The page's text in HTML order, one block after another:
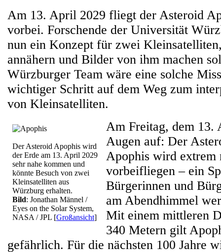
Am 13. April 2029 fliegt der Asteroid
vorbei. Forschende der Universität
nun ein Konzept für zwei
annähern und Bilder von ihm machen
Würzburger Team wäre eine solche
wichtiger Schritt auf dem Weg zum
von Kleinsatelliten.
Der Asteroid Apophis wird
der Erde am 13. April 2029
sehr nahe kommen und
könnte Besuch von zwei
Kleinsatelliten aus
Würzburg erhalten.
Bild: Jonathan Männel /
Eyes on the Solar System,
NASA / JPL [Großansicht]
Am Freitag, dem 13.
Augen auf: Der
Apophis wird extrem
vorbeifliegen – ein
Bürgerinnen und
am Abendhimmel
Mit einem mittleren
340 Metern gilt
gefährlich. Für die nächsten 100 Jahre